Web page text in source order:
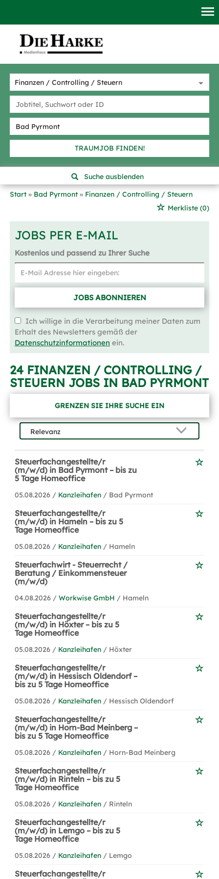
TRAUMJOB FINDEN!
Suche ausblenden
Start
Bad Pyrmont
Finanzen / Controlling / Steuern
Merkliste (0)
JOBS PER E-MAIL
Kostenlos und passend zu Ihrer Suche
JOBS ABONNIEREN
Ich willige in die Verarbeitung meiner Daten zum
Erhalt des Newsletters gemäß der
Datenschutzinformationen ein.
24 FINANZEN / CONTROLLING /
STEUERN JOBS IN BAD PYRMONT
GRENZEN SIE IHRE SUCHE EIN
Steuerfachangestellte/r
(m/w/d) in Bad Pyrmont – bis zu
5 Tage Homeoffice
05.08.2026 / Kanzleihafen / Bad Pyrmont
Steuerfachangestellte/r
(m/w/d) in Hameln – bis zu 5
Tage Homeoffice
05.08.2026 / Kanzleihafen / Hameln
Steuerfachwirt - Steuerrecht /
Beratung / Einkommensteuer
(m/w/d)
04.08.2026 / Workwise GmbH / Hameln
Steuerfachangestellte/r
(m/w/d) in Höxter – bis zu 5
Tage Homeoffice
05.08.2026 / Kanzleihafen / Höxter
Steuerfachangestellte/r
(m/w/d) in Hessisch Oldendorf –
bis zu 5 Tage Homeoffice
05.08.2026 / Kanzleihafen / Hessisch Oldendorf
Steuerfachangestellte/r
(m/w/d) in Horn-Bad Meinberg –
bis zu 5 Tage Homeoffice
05.08.2026 / Kanzleihafen / Horn-Bad Meinberg
Steuerfachangestellte/r
(m/w/d) in Rinteln – bis zu 5
Tage Homeoffice
05.08.2026 / Kanzleihafen / Rinteln
Steuerfachangestellte/r
(m/w/d) in Lemgo – bis zu 5
Tage Homeoffice
05.08.2026 / Kanzleihafen / Lemgo
Steuerfachangestellte/r